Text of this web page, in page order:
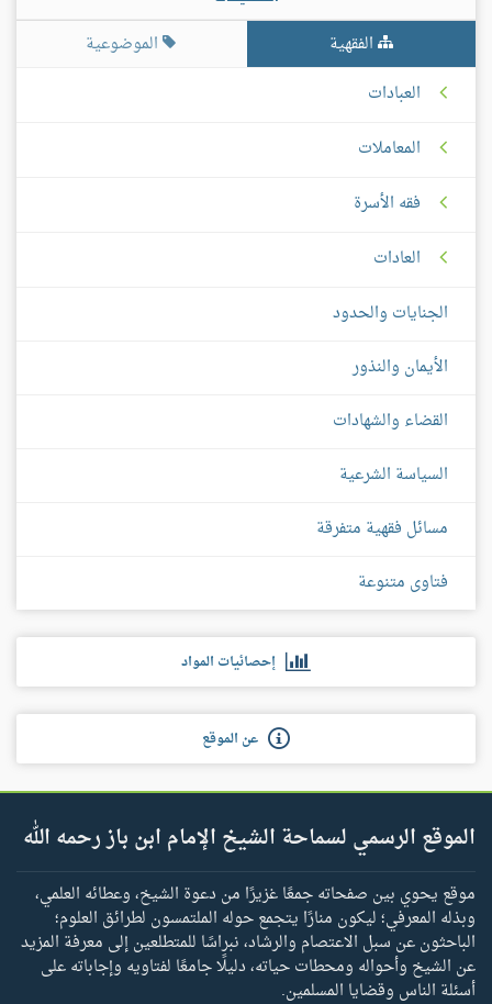
الفقهية
الموضوعية
العبادات
المعاملات
فقه الأسرة
العادات
الجنايات والحدود
الأيمان والنذور
القضاء والشهادات
السياسة الشرعية
مسائل فقهية متفرقة
فتاوى متنوعة
إحصائيات المواد
عن الموقع
الموقع الرسمي لسماحة الشيخ الإمام ابن باز رحمه الله
موقع يحوي بين صفحاته جمعًا غزيرًا من دعوة الشيخ، وعطائه العلمي،
وبذله المعرفي؛ ليكون منارًا يتجمع حوله الملتمسون لطرائق العلوم؛
الباحثون عن سبل الاعتصام والرشاد، نبراسًا للمتطلعين إلى معرفة المزيد
عن الشيخ وأحواله ومحطات حياته، دليلًا جامعًا لفتاويه وإجاباته على
أسئلة الناس وقضايا المسلمين.